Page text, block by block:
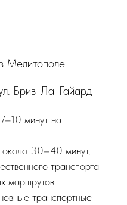
Мелитополе
Брив-Ла-Гайард
минут на
30–40 минут.
транспорта
маршрутов.
транспортные